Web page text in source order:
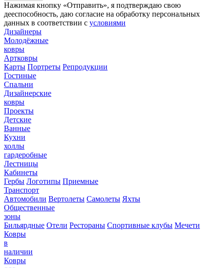
Нажимая кнопку «Отправить», я подтверждаю свою
дееспособность, даю согласие на обработку персональных
данных в соответствии с условиями
Дизайнеры
Молодёжные
ковры
Артковры
Карты Портреты Репродукции
Гостиные
Спальни
Дизайнерские
ковры
Проекты
Детские
Ванные
Кухни
холлы
гардеробные
Лестницы
Кабинеты
Гербы Логотипы Приемные
Транспорт
Автомобили Вертолеты Самолеты Яхты
Общественные
зоны
Бильярдные Отели Рестораны Спортивные клубы Мечети
Ковры
в
наличии
Ковры